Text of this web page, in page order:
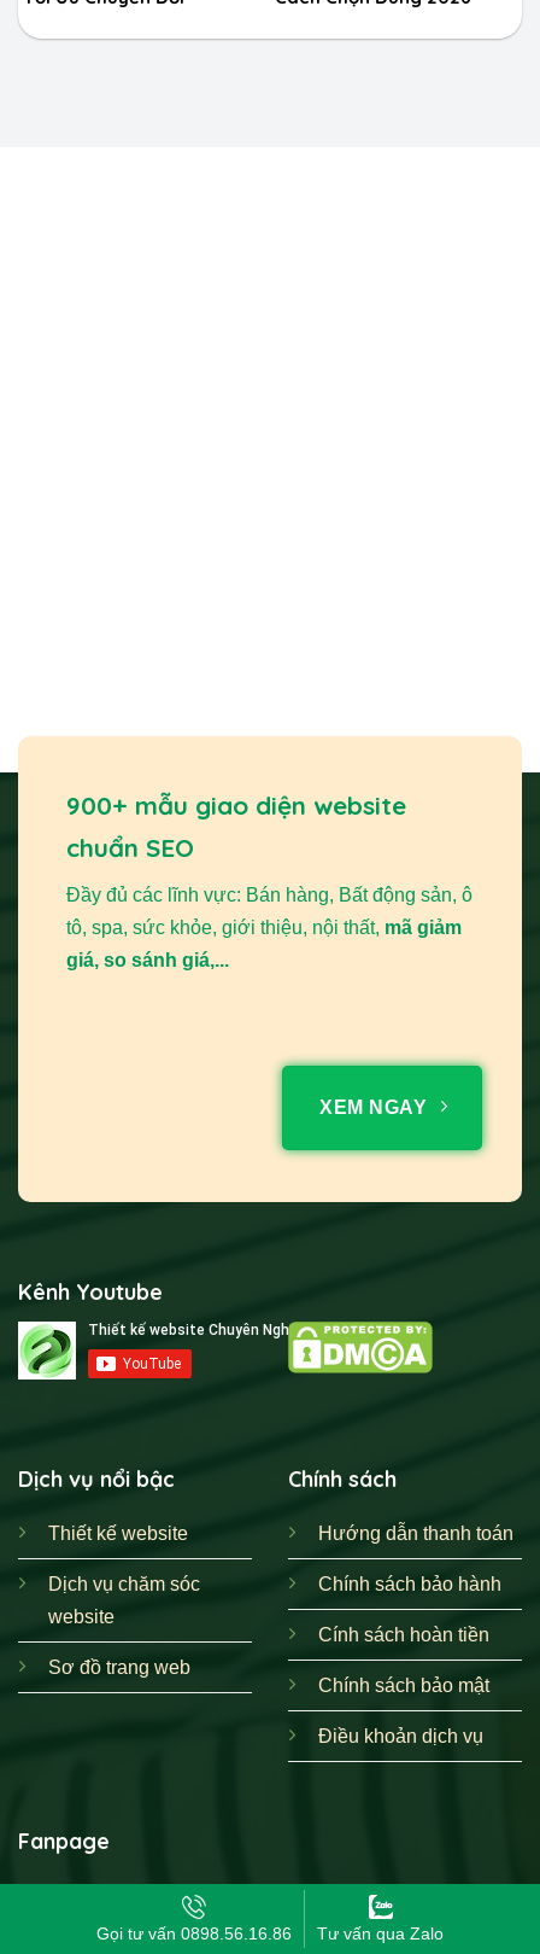
900+ mẫu giao diện website
chuẩn SEO
Đầy đủ các lĩnh vực: Bán hàng, Bất động sản, ô
tô, spa, sức khỏe, giới thiệu, nội thất, mã giảm
giá, so sánh giá,...
XEM NGAY
Kênh Youtube
Dịch vụ nổi bậc
Thiết kế website
Dịch vụ chăm sóc
website
Sơ đồ trang web
Chính sách
Hướng dẫn thanh toán
Chính sách bảo hành
Cính sách hoàn tiền
Chính sách bảo mật
Điều khoản dịch vụ
Fanpage
Gọi tư vấn 0898.56.16.86 Tư vấn qua Zalo